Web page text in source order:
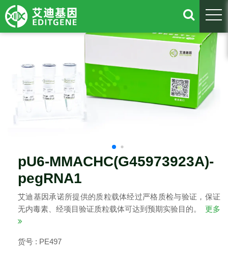
pU6-MMACHC(G45973923A)-
pegRNA1
艾迪基因承诺所提供的质粒载体经过严格质检与验证，保证
无内毒素、经项目验证质粒载体可达到预期实验目的。
更多
货号 : PE497